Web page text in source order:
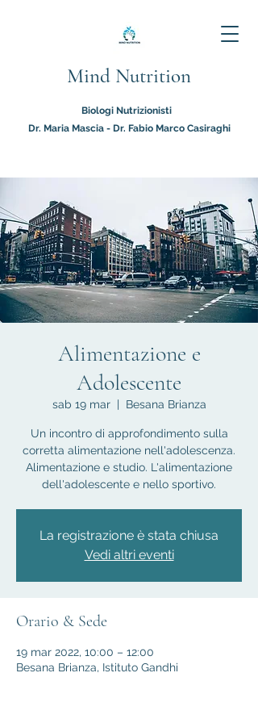
Mind Nutrition
Biologi Nutrizionisti
Dr. Maria Mascia - Dr. Fabio Marco Casiraghi
Alimentazione e
Adolescente
sab 19 mar
  |
Besana Brianza
Un incontro di approfondimento sulla
corretta alimentazione nell'adolescenza.
Alimentazione e studio. L'alimentazione
dell'adolescente e nello sportivo.
La registrazione è stata chiusa
Vedi altri eventi
Orario & Sede
19 mar 2022, 10:00 – 12:00
Besana Brianza, Istituto Gandhi